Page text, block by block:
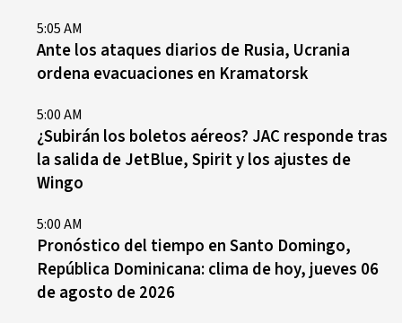
5:05 AM
Ante los ataques diarios de Rusia, Ucrania
ordena evacuaciones en Kramatorsk
5:00 AM
¿Subirán los boletos aéreos? JAC responde tras
la salida de JetBlue, Spirit y los ajustes de
Wingo
5:00 AM
Pronóstico del tiempo en Santo Domingo,
República Dominicana: clima de hoy, jueves 06
de agosto de 2026